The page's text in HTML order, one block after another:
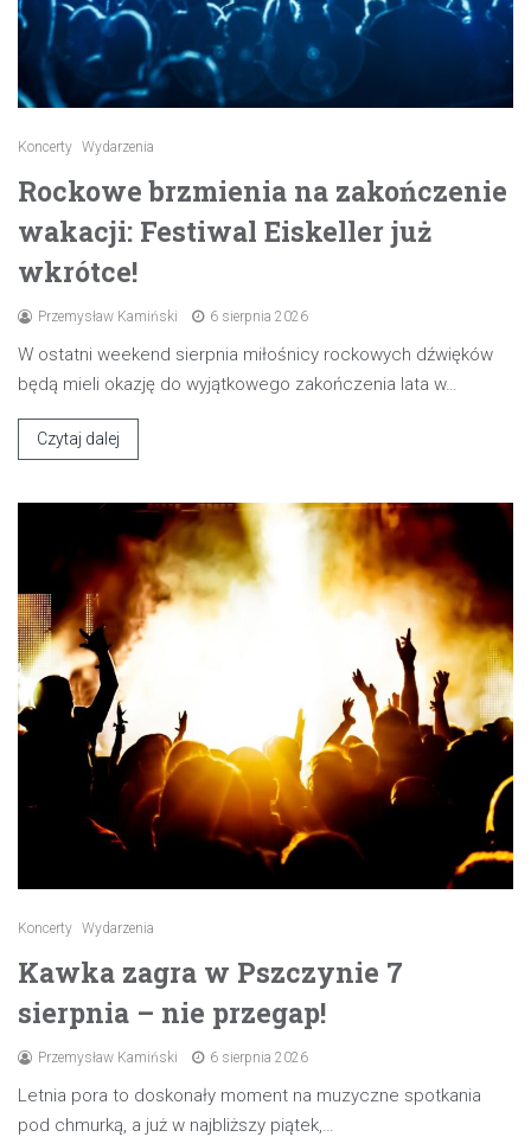
Koncerty Wydarzenia
Rockowe brzmienia na zakończenie
wakacji: Festiwal Eiskeller już
wkrótce!
Przemysław Kamiński 6 sierpnia 2026
W ostatni weekend sierpnia miłośnicy rockowych dźwięków
będą mieli okazję do wyjątkowego zakończenia lata w…
Czytaj dalej
Koncerty Wydarzenia
Kawka zagra w Pszczynie 7
sierpnia – nie przegap!
Przemysław Kamiński 6 sierpnia 2026
Letnia pora to doskonały moment na muzyczne spotkania
pod chmurką, a już w najbliższy piątek,…